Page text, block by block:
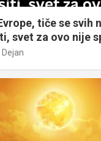
tiče se svih
svet za ovo nije
Dejan